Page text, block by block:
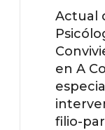
Actual
en A
filio-